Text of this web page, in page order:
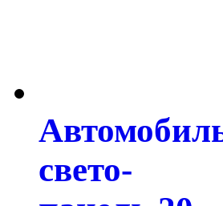
свето-